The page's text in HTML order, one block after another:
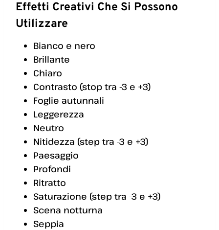
Effetti Creativi Che Si Possono
Utilizzare
Bianco e nero
Brillante
Chiaro
Contrasto (stop tra -3 e +3)
Foglie autunnali
Leggerezza
Neutro
Nitidezza (step tra -3 e +3)
Paesaggio
Profondi
Ritratto
Saturazione (step tra -3 e +3)
Scena notturna
Seppia